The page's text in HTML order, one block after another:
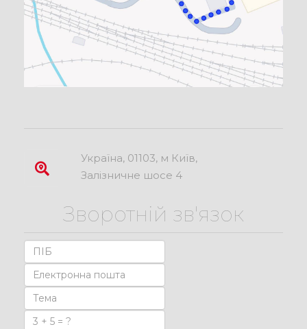
Україна, 01103, м Київ,
Залізничне шосе 4
Зворотній зв'язок